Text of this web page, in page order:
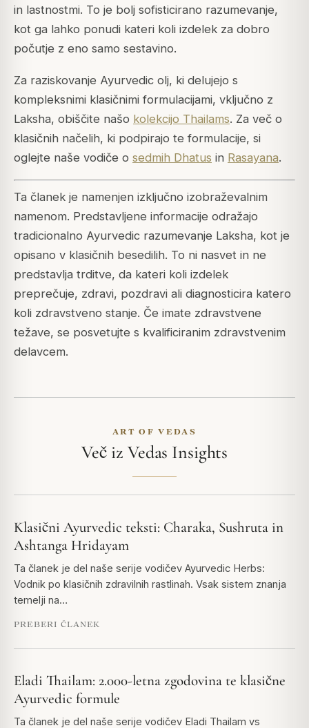
in lastnostmi. To je bolj sofisticirano razumevanje,
kot ga lahko ponudi kateri koli izdelek za dobro
počutje z eno samo sestavino.
Za raziskovanje Ayurvedic olj, ki delujejo s
kompleksnimi klasičnimi formulacijami, vključno z
Laksha, obiščite našo kolekcijo Thailams. Za več o
klasičnih načelih, ki podpirajo te formulacije, si
oglejte naše vodiče o sedmih Dhatus in Rasayana.
Ta članek je namenjen izključno izobraževalnim
namenom. Predstavljene informacije odražajo
tradicionalno Ayurvedic razumevanje Laksha, kot je
opisano v klasičnih besedilih. To ni nasvet in ne
predstavlja trditve, da kateri koli izdelek
preprečuje, zdravi, pozdravi ali diagnosticira katero
koli zdravstveno stanje. Če imate zdravstvene
težave, se posvetujte s kvalificiranim zdravstvenim
delavcem.
ART OF VEDAS
Več iz Vedas Insights
Klasični Ayurvedic teksti: Charaka, Sushruta in
Ashtanga Hridayam
Ta članek je del naše serije vodičev Ayurvedic Herbs:
Vodnik po klasičnih zdravilnih rastlinah. Vsak sistem znanja
temelji na…
PREBERI ČLANEK
Eladi Thailam: 2.000-letna zgodovina te klasične
Ayurvedic formule
Ta članek je del naše serije vodičev Eladi Thailam vs